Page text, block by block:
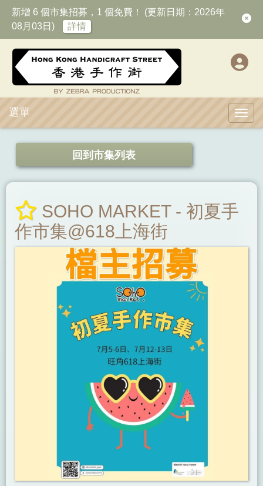
新增 6 個市集招募，1 個免費！ (更新日期：2026年
08月03日)
詳情
選單
回到市集列表
SOHO MARKET - 初夏手
作市集@618上海街